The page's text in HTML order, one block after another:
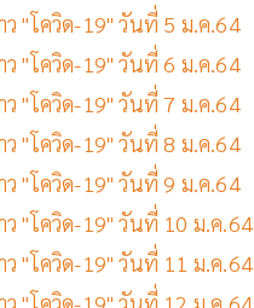
ว "โควิด-19" วันที่ 5 ม.ค.64
ว "โควิด-19" วันที่ 6 ม.ค.64
ว "โควิด-19" วันที่ 7 ม.ค.64
ว "โควิด-19" วันที่ 8 ม.ค.64
ว "โควิด-19" วันที่ 9 ม.ค.64
ว "โควิด-19" วันที่ 10 ม.ค.64
ว "โควิด-19" วันที่ 11 ม.ค.64